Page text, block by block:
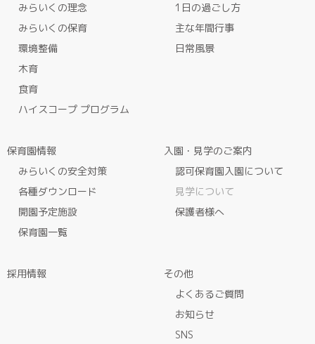
みらいくの理念
みらいくの保育
環境整備
木育
食育
ハイスコープ プログラム
1日の過ごし方
主な年間行事
日常風景
保育園情報
みらいくの安全対策
各種ダウンロード
開園予定施設
保育園一覧
入園・見学のご案内
認可保育園入園について
見学について
保護者様へ
採用情報
その他
よくあるご質問
お知らせ
SNS